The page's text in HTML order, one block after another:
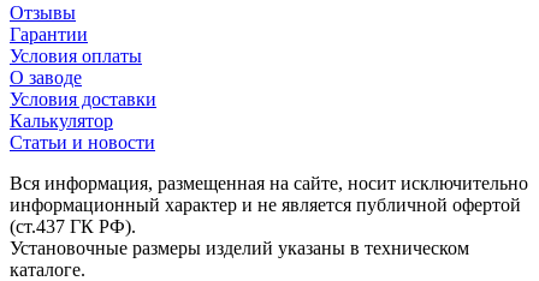
Отзывы
Гарантии
Условия оплаты
О заводе
Условия доставки
Калькулятор
Статьи и новости
Вся информация, размещенная на сайте, носит исключительно
информационный характер и не является публичной офертой
(ст.437 ГК РФ).
Установочные размеры изделий указаны в техническом
каталоге.